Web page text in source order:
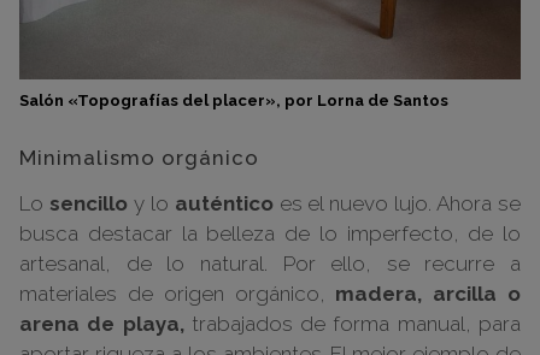
Salón «Topografías del placer», por Lorna de Santos
Minimalismo orgánico
Lo sencilloy lo auténticoes el nuevo lujo. Ahora se
busca destacar la belleza de lo imperfecto, de lo
artesanal, de lo natural. Por ello, se recurre a
materiales de origen orgánico, madera, arcilla o
arena de playa, trabajados de forma manual, para